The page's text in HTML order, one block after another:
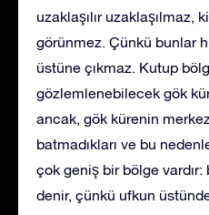
uzaklaşılır uzaklaşılmaz,
görünmez. Çünkü bunlar
üstüne çıkmaz. Kutup
gözlemlenebilecek gök
ancak, gök kürenin
batmadıkları ve bu
çok geniş bir bölge vardır:
denir, çünkü ufkun